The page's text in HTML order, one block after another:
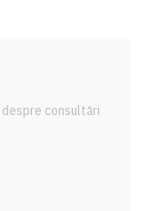
consultări